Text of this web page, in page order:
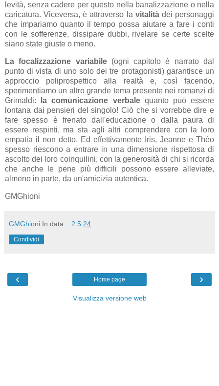
levità, senza cadere per questo nella banalizzazione o nella
caricatura. Viceversa, è attraverso la vitalitàdei personaggi
che impariamo quanto il tempo possa aiutare a fare i conti
con le sofferenze, dissipare dubbi, rivelare se certe scelte
siano state giuste o meno.
La focalizzazione variabile(ogni capitolo è narrato dal
punto di vista di uno solo dei tre protagonisti) garantisce un
approccio poliprospettico alla realtà e, così facendo,
sperimentiamo un altro grande tema presente nei romanzi di
Grimaldi:
la comunicazione verbale quanto può essere
lontana dai pensieri del singolo! Ciò che si vorrebbe dire e
fare spesso è frenato dall'educazione o dalla paura di
essere respinti, ma sta agli altri comprendere con la loro
empatia il non detto. Ed effettivamente Iris, Jeanne e Théo
spesso riescono a entrare in una dimensione rispettosa di
ascolto dei loro coinquilini, con la generosità di chi si ricorda
che anche le pene più difficili possono essere alleviate,
almeno in parte, da un'amicizia autentica.
GMGhioni
GMGhioni In data... 2.5.24
Condividi
‹ ›
Home page
Visualizza versione web